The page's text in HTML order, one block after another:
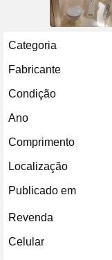
Categoria
Fabricante
Condição
Ano
Comprimento
Localização
Publicado em
Revenda
Celular